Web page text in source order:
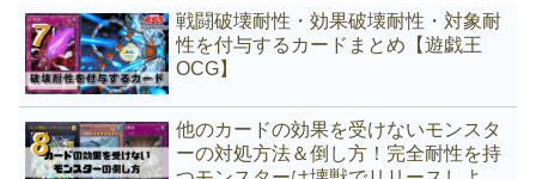
戦闘破壊耐性・効果破壊耐性・対象耐
性を付与するカードまとめ【遊戯王
OCG】
他のカードの効果を受けないモンスタ
ーの対処方法＆倒し方！完全耐性を持